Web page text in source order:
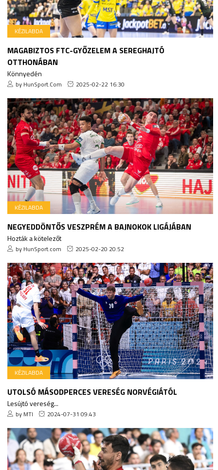
KÉZILABDA
MAGABIZTOS FTC-GYŐZELEM A SEREGHAJTÓ
OTTHONÁBAN
Könnyedén
by HunSport.Com 2025-02-22 16:30
KÉZILABDA
NEGYEDDÖNTŐS VESZPRÉM A BAJNOKOK LIGÁJÁBAN
Hozták a kötelezőt
by HunSport.com 2025-02-20 20:52
KÉZILABDA
UTOLSÓ MÁSODPERCES VERESÉG NORVÉGIÁTÓL
Lesújtó vereség...
by MTI 2024-07-31 09:43